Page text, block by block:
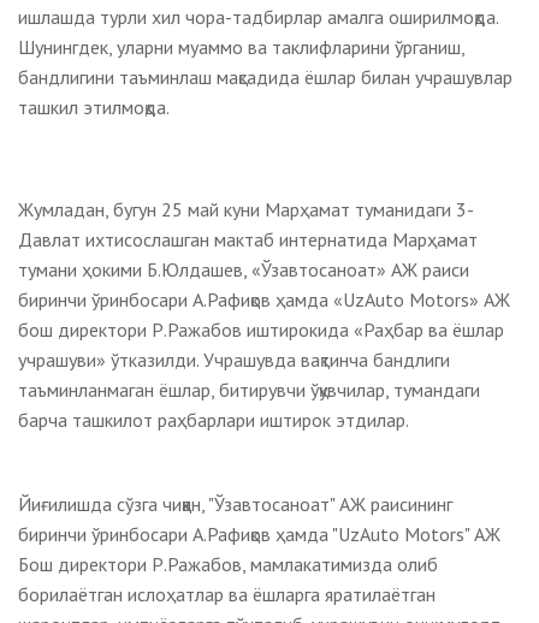
ишлашда турли хил чора-тадбирлар амалга оширилмоқда.
Шунингдек, уларни муаммо ва таклифларини ўрганиш,
бандлигини таъминлаш мақсадида ёшлар билан учрашувлар
ташкил этилмоқда.
Жумладан, бугун 25 май куни Марҳамат туманидаги 3-
Давлат ихтисослашган мактаб интернатида Марҳамат
тумани ҳокими Б.Юлдашев, «Ўзавтосаноат» АЖ раиси
биринчи ўринбосари А.Рафиқов ҳамда «UzAuto Motors» АЖ
бош директори Р.Ражабов иштирокида «Раҳбар ва ёшлар
учрашуви» ўтказилди. Учрашувда вақтинча бандлиги
таъминланмаган ёшлар, битирувчи ўқувчилар, тумандаги
барча ташкилот раҳбарлари иштирок этдилар.
Йиғилишда сўзга чиққан, "Ўзавтосаноат" АЖ раисининг
биринчи ўринбосари А.Рафиқов ҳамда "UzAuto Motors" АЖ
Бош директори Р.Ражабов, мамлакатимизда олиб
борилаётган ислоҳатлар ва ёшларга яратилаётган